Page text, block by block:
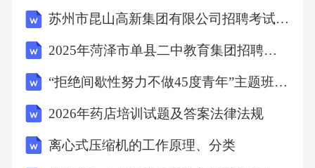
Hg急性广泛前壁心肌梗死合并心源性休克·55岁
男性·神志淡漠血流动力学极不稳定介入手术风
险极高机械辅助支持需求需在辅助支持下完成
手术多器官功能衰竭风险休克状态下器官灌注
不足立即启动IABP支持维持灌注压，稳定血流
重建血运CCU持续生命支持IABP72小时+CRRT
苏州市昆山高新集团有限公司招聘考试真题2025
2025年菏泽市单县二中教育集团招聘教师笔试真题
“拒绝间歇性努力不做45度青年”主题班会教案
2026年药店培训试题及答案法律法规
离心式压缩机的工作原理、分类